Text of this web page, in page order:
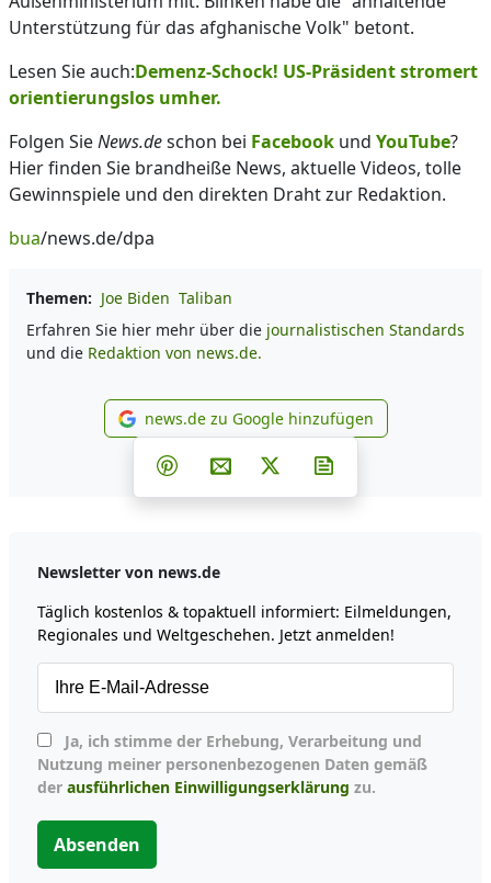
Unterstützung für das afghanische Volk" betont.
Lesen Sie auch:Demenz-Schock! US-Präsident stromert
orientierungslos umher.
Folgen SieNews.deschon bei Facebook und YouTube?
Hier finden Sie brandheiße News, aktuelle Videos, tolle
Gewinnspiele und den direkten Draht zur Redaktion.
bua/news.de/dpa
Themen: Joe Biden Taliban
Erfahren Sie hier mehr über die journalistischen Standards
und die Redaktion von news.de.
news.de zu Google
news.de zu Google hinzufügen
Teilen auf Facebook
Teilen auf Whatsapp
Teilen auf Telegram
Teilen auf Pinterest
Per E-Mail teilen
Post auf X
Newsletter von news.de
Täglich kostenlos & topaktuell informiert: Eilmeldungen,
Regionales und Weltgeschehen. Jetzt anmelden!
Nutzung meiner personenbezogenen Daten gemäß
der ausführlichen Einwilligungserklärung zu.
Absenden